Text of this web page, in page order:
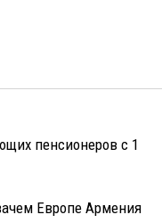
пенсионеров с 1
Европе Армения